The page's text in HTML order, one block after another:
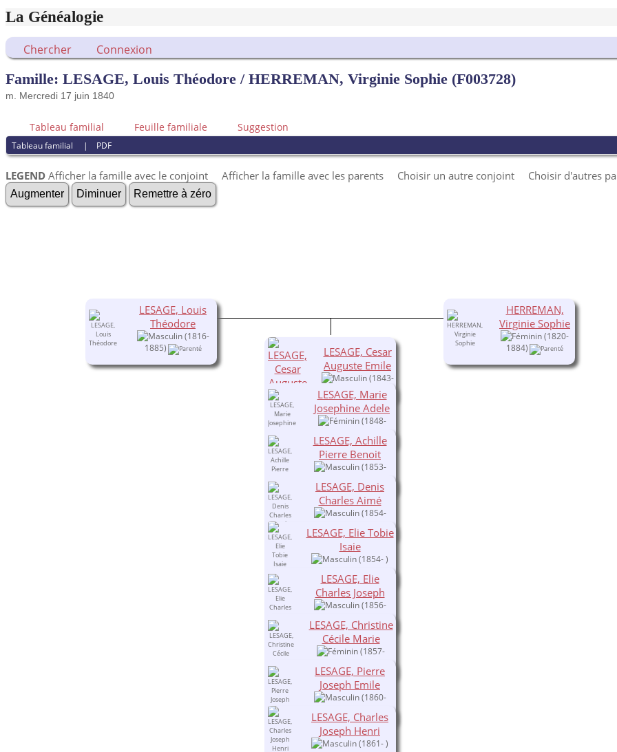
La Généalogie
Chercher Connexion
Famille: LESAGE, Louis Théodore / HERREMAN, Virginie Sophie (F003728)
m. Mercredi 17 juin 1840
Tableau familial Feuille familiale Suggestion
Tableau familial | PDF
LEGEND Afficher la famille avec le conjoint Afficher la famille avec les parents Choisir un autre conjoint Choisir d'autres
Augmenter Diminuer Remettre à zéro
LESAGE, Louis
Théodore
(1816-
1885)
HERREMAN,
Virginie Sophie
(1820-
1884)
LESAGE, Cesar
Auguste Emile
(1843-
1918)
LESAGE, Marie
Josephine Adele
(1848-
LESAGE, Achille
Pierre Benoit
(1853-
LESAGE, Denis
Charles Aimé
(1854-
LESAGE, Elie Tobie
Isaie
(1854- )
LESAGE, Elie
Charles Joseph
(1856-
LESAGE, Christine
Cécile Marie
(1857-
LESAGE, Pierre
Joseph Emile
(1860-
LESAGE, Charles
Joseph Henri
(1861- )